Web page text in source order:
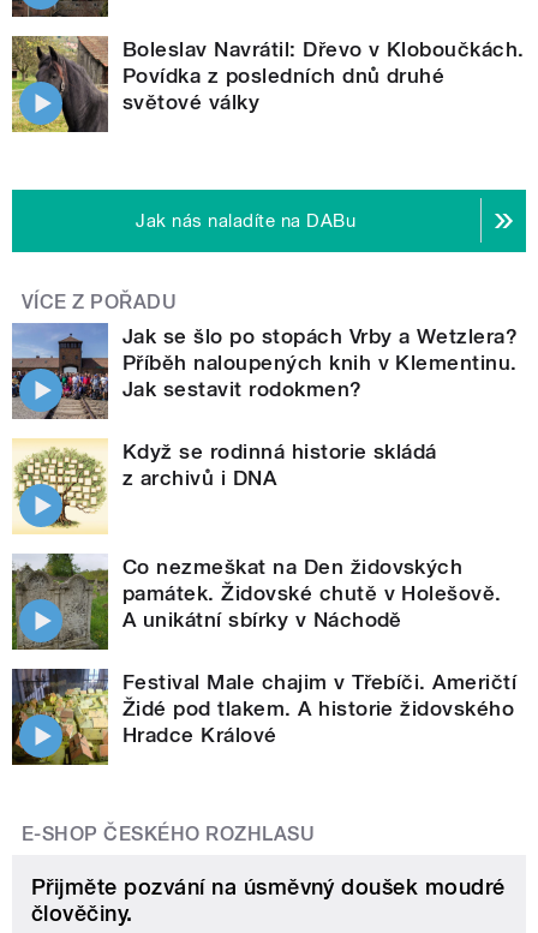
Boleslav Navrátil: Dřevo v Kloboučkách.
Povídka z posledních dnů druhé
světové války
Jak nás naladíte na DABu
VÍCE Z POŘADU
Jak se šlo po stopách Vrby a Wetzlera?
Příběh naloupených knih v Klementinu.
Jak sestavit rodokmen?
Když se rodinná historie skládá
z archivů i DNA
Co nezmeškat na Den židovských
památek. Židovské chutě v Holešově.
A unikátní sbírky v Náchodě
Festival Male chajim v Třebíči. Američtí
Židé pod tlakem. A historie židovského
Hradce Králové
E-SHOP ČESKÉHO ROZHLASU
Přijměte pozvání na úsměvný doušek moudré
člověčiny.